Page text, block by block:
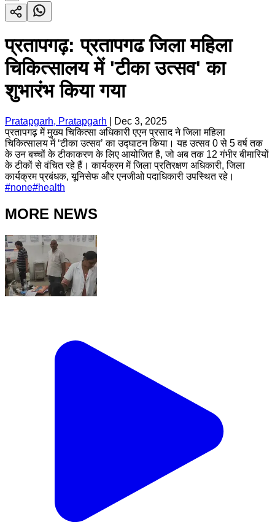
प्रतापगढ़: प्रतापगढ जिला महिला
चिकित्सालय में 'टीका उत्सव' का
शुभारंभ किया गया
Pratapgarh, Pratapgarh
Dec 3, 2025
प्रतापगढ़ में मुख्य चिकित्सा अधिकारी एएन प्रसाद ने जिला महिला
चिकित्सालय में ‘टीका उत्सव’ का उद्घाटन किया। यह उत्सव 0 से 5 वर्ष तक
के उन बच्चों के टीकाकरण के लिए आयोजित है, जो अब तक 12 गंभीर बीमारियों
के टीकों से वंचित रहे हैं। कार्यक्रम में जिला प्रतिरक्षण अधिकारी, जिला
कार्यक्रम प्रबंधक, यूनिसेफ और एनजीओ पदाधिकारी उपस्थित रहे।
#none#health
MORE NEWS